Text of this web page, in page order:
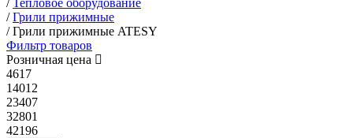
/Тепловое оборудование
/Грили прижимные
/Грили прижимные ATESY
Фильтр товаров
Розничная цена
4617
14012
23407
32801
42196